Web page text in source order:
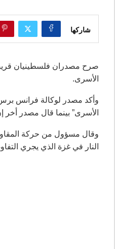
شاركها
صرح مصدران فلسطينيان
الأسرى.
وأكد مصدر لوكالة فرانس برس
الأسرى” بينما قال مصدر أخر
وقال مسؤول من حركة
النار في غزة الذي يجري